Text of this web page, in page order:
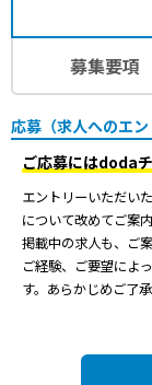
募集要項
応募（求人へのエ
ご応募にはdoda
エントリーいただい
について改めてご案
掲載中の求人も、ご
ご経験、ご要望によ
す。あらかじめご了